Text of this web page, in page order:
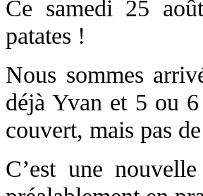
Ce samedi 25
patates !
Nous sommes
déjà Yvan et 5 ou
couvert, mais pas
C’est une